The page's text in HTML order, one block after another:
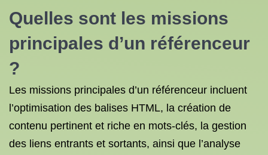
Quelles sont les missions
principales d’un référenceur
?
Les missions principales d’un référenceur incluent
l’optimisation des balises HTML, la création de
contenu pertinent et riche en mots-clés, la gestion
des liens entrants et sortants, ainsi que l’analyse